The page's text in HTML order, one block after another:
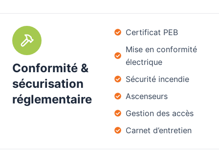
Conformité &
sécurisation
réglementaire
Certificat PEB
Mise en conformité
électrique
Sécurité incendie
Ascenseurs
Gestion des accès
Carnet d’entretien